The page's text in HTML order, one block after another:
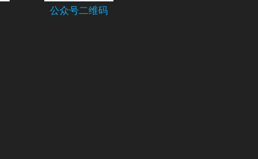
公众号二维码